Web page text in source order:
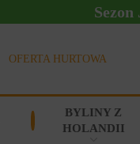
Sezon
OFERTA HURTOWA
BYLINY Z
HOLANDII